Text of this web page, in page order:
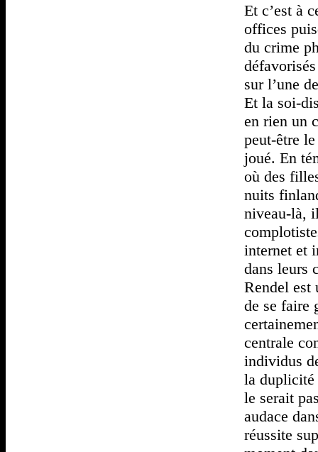
Et c’est à
offices
du crime
sur l’une
Et la soi-
en rien un
peut-être
joué. En
où des
nuits
niveau-là,
internet et
dans leurs
Rendel est
de se faire
centrale
individus
la duplicité
le serait
audace
réussite